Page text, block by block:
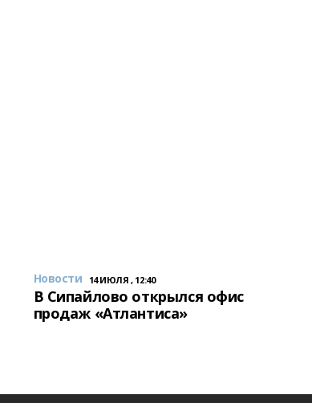
Новости 14 ИЮЛЯ , 12:40
В Сипайлово открылся офис
продаж «Атлантиса»